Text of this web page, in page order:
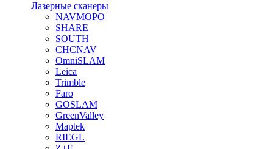
Лазерные сканеры
NAVMOPO
SHARE
SOUTH
CHCNAV
OmniSLAM
Leica
Trimble
Faro
GOSLAM
GreenValley
Maptek
RIEGL